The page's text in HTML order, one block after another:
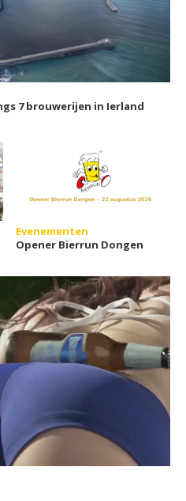
7 brouwerijen in Ierland
Evenementen
Opener Bierrun Dongen